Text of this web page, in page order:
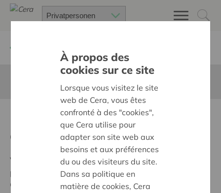
Diese Seite ist nicht ins Deutsche übersetzt
Restez au courant de nos
activités
Vous souhaitez être tenu au courant des activités,
projets et avantages proposés par la coopérative
Cera ?
À propos des
cookies sur ce site
Lorsque vous visitez le site
web de Cera, vous êtes
confronté à des "cookies",
que Cera utilise pour
adapter son site web aux
besoins et aux préférences
du ou des visiteurs du site.
Dans sa politique en
matière de cookies, Cera